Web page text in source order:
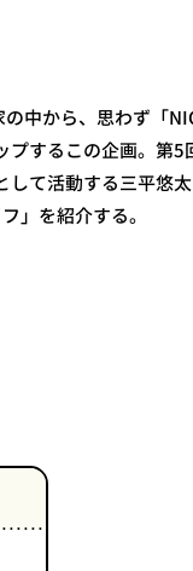
中から、思わず「
するこの企画。第5
して活動する三平悠
」を紹介する。